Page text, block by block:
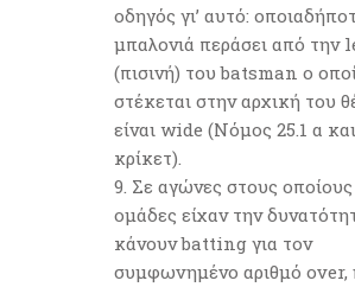
οδηγός γι’ αυτό:
μπαλονιά περάσει από την
(πισινή) του batsman o
στέκεται στην αρχική του
είναι wide (Νόμος 25.1 α
κρίκετ).
Σε αγώνες στους οποίους
ομάδες είχαν την
κάνουν batting για τον
συμφωνημένο αριθμό over,